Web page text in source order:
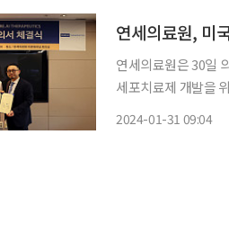
연세의료원, 미
연세의료원은 30일
세포치료제 개발을 위한 협
2024-01-31 09:04